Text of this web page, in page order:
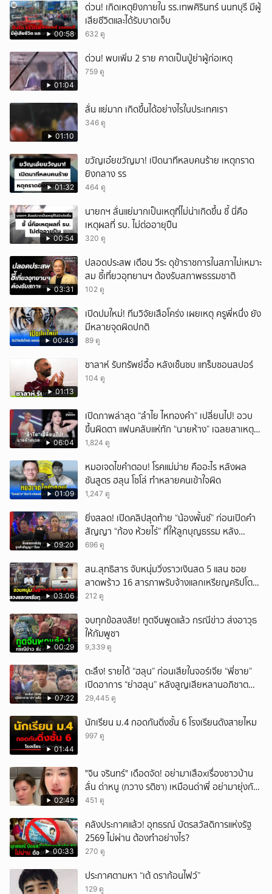
00:58
ด่วน! เกิดเหตุยิงภายใน รร.เทพศิรินทร์ นนทบุรี มีผู้
เสียชีวิตและได้รับบาดเจ็บ
632 ดู
01:04
ด่วน! พบเพิ่ม 2 ราย คาดเป็นปู่ย่าผู้ก่อเหตุ
759 ดู
01:10
ลั่น แย่มาก เกิดขึ้นได้อย่างไรในประเทศเรา
346 ดู
01:32
ขวัญเอ๋ยขวัญมา! เปิดนาทีหลบคนร้าย เหตุกราด
ยิงกลาง รร
464 ดู
00:54
นายกฯ ลั่นแย่มากเป็นเหตุที่ไม่น่าเกิดขึ้น ชี้ นี่คือ
เหตุผลที่ รบ. ไม่ต่ออายุปืน
320 ดู
03:31
ปลอดประสพ เตือน วีระ ดุข้าราชการในสภาไม่เหมาะ
สม ชี้เที่ยวอุทยานฯ ต้องรับสภาพธรรมชาติ
102 ดู
00:43
เปิดปมใหม่! ทีมวิจัยเสือโคร่ง เผยเหตุ ครูพี่หนึ่ง ยัง
มีหลายจุดผิดปกติ
89 ดู
01:13
ซาลาห์ รับทรัพย์อื้อ หลังเซ็นซบ แทร็บซอนสปอร์
104 ดู
06:04
เปิดภาพล่าสุด “ลำไย ไหทองคำ” เปลี่ยนไป! อวบ
ขึ้นผิดตา แฟนคลับแห่ทัก “นายห้าง” เฉลยสาเหตุ
ชัด!
1,824 ดู
01:09
หมอเจดไขคำตอบ! โรคแม่ม่าย คืออะไร หลังผล
ชันสูตร ฮลุน โซโล่ ทำหลายคนเข้าใจผิด
1,247 ดู
09:20
ยิ่งสลด! เปิดคลิปสุดท้าย “น้องพั้นช์” ก่อนเปิดคำ
สัญญา “ก้อง ห้วยไร่” ที่ให้ลูกบุญธรรม หลัง
ลาโลก!
696 ดู
03:06
สน.สุทธิสาร จับหนุ่มวิ่งราวเงินสด 5 แสน ซอย
ลาดพร้าว 16 สารภาพรับจ้างแลกเหรียญคริปโต
ผ่านแอปฯ
212 ดู
00:29
จบทุกข้อสงสัย! ทูตจีนพูดแล้ว กรณีข่าว ส่งอาวุธ
ให้กัมพูชา
9,339 ดู
07:22
ตะลึง! รายได้ “ฮลุน” ก่อนเสียในจอร์เจีย “พี่ชาย”
เปิดอาการ “ย่าฮลุน” หลังสูญเสียหลานอภิชาต
บุตร!
29,445 ดู
01:44
นักเรียน ม.4 กอดกันดิ่งชั้น 6 โรงเรียนดังสายไหม
997 ดู
02:49
ั่"จิน จรินทร์" เดือดจัด! อย่ามาเสือxเรื่องชาวบ้าน
ลั่น ด่าหนู (กวาง รติชา) เหมือนด่าพี่ อย่ามายุ่งกับ
คนของผม จบ!!!
451 ดู
00:33
คลังประกาศแล้ว! อุทธรณ์ บัตรสวัสดิการแห่งรัฐ
2569 ไม่ผ่าน ต้องทำอย่างไร?
270 ดู
ประกาศตามหา “เต้ ดราก้อนไฟว์”
129 ดู